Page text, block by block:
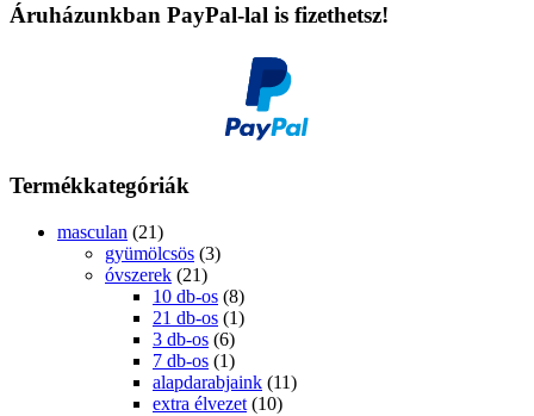
Áruházunkban PayPal-lal is fizethetsz!
Termékkategóriák
masculan (21)
gyümölcsös (3)
óvszerek (21)
10 db-os (8)
21 db-os (1)
3 db-os (6)
7 db-os (1)
alapdarabjaink (11)
extra élvezet (10)